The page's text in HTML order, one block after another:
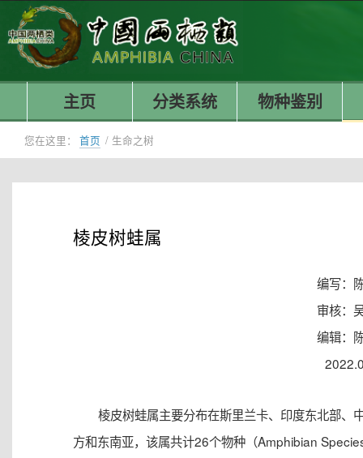
主页 分类系统 物种鉴别
您在这里： 首页 / 生命之树
棱皮树蛙属
编写：
审核：
编辑：
棱皮树蛙属主要分布在斯里兰卡、印度东北部、
方和东南亚，该属共计26个物种（Amphibian